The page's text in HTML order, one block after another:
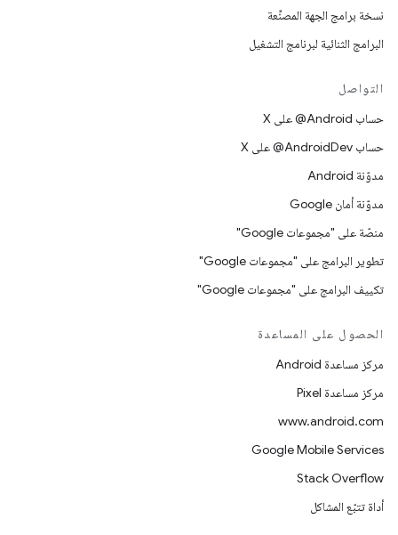
نسخة برامج الجهة المصنِّعة
البرامج الثنائية لبرنامج التشغيل
التواصل
حساب ‎@Android على X
حساب ‎@AndroidDev على X
مدوّنة Android
مدوّنة أمان Google
منصّة على "مجموعات Google"
تطوير البرامج على "مجموعات Google"
تكييف البرامج على "مجموعات Google"
الحصول على المساعدة
مركز مساعدة Android
مركز مساعدة Pixel
www.android.com
Google Mobile Services
Stack Overflow
أداة تتبّع المشاكل